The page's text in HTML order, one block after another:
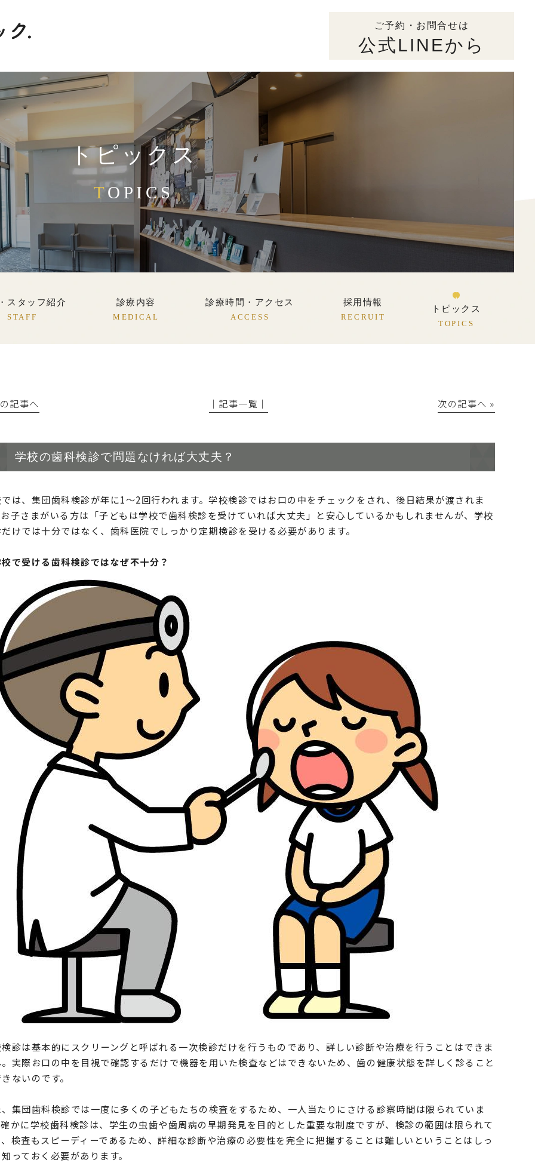
ご予約・お問合せは
公式LINEから
トピックス
TOPICS
スタッフ紹介
STAFF
診療内容
MEDICAL
診療時間・アクセス
ACCESS
採用情報
RECRUIT
トピックス
TOPICS
記事へ │記事一覧│ 次の記事へ »
学校の歯科検診で問題なければ大丈夫？
は、集団歯科検診が年に1〜2回行われます。学校検診ではお口の中をチェックをされ、後日結果が渡されま
子さまがいる方は「子どもは学校で歯科検診を受けていれば大丈夫」と安心しているかもしれませんが、学校
けでは十分ではなく、歯科医院でしっかり定期検診を受ける必要があります。
で受ける歯科検診ではなぜ不十分？
診は基本的にスクリーングと呼ばれる一次検診だけを行うものであり、詳しい診断や治療を行うことはできま
実際お口の中を目視で確認するだけで機器を用いた検査などはできないため、歯の健康状態を詳しく診ること
ないのです。
集団歯科検診では一度に多くの子どもたちの検査をするため、一人当たりにさける診察時間は限られていま
かに学校歯科検診は、学生の虫歯や歯周病の早期発見を目的とした重要な制度ですが、検診の範囲は限られて
検査もスピーディーであるため、詳細な診断や治療の必要性を完全に把握することは難しいということはしっ
っておく必要があります。